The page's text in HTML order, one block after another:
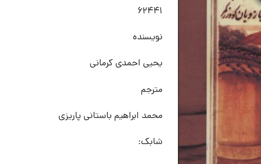
62441
نویسنده
یحیی احمدی کرمانی
مترجم
محمد ابراهیم باستانی پاریزی
شابک: